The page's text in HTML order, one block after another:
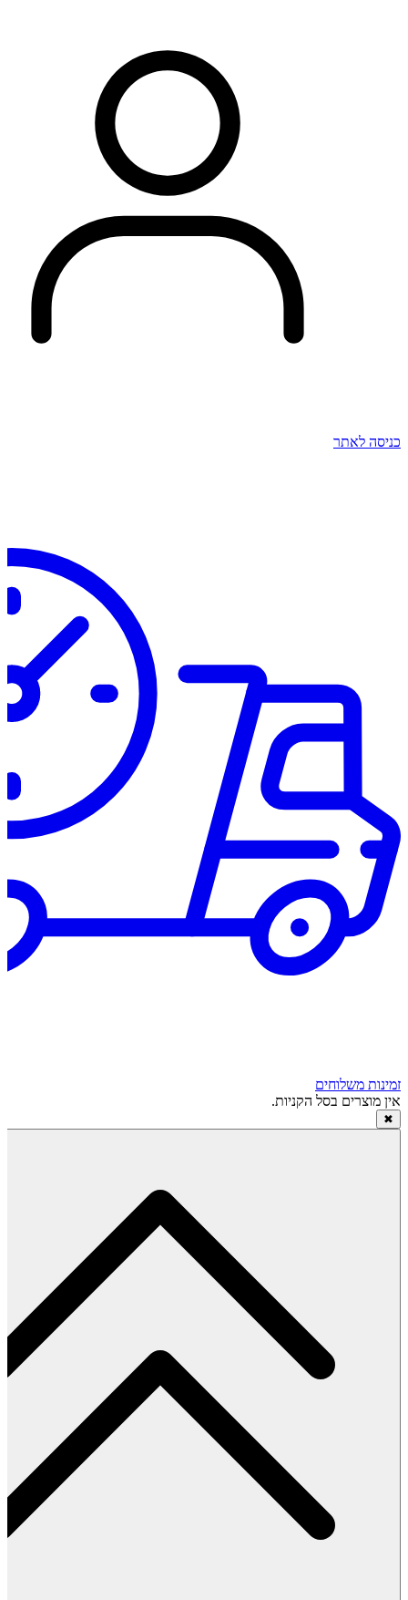
כניסה לאתר
זמינות משלוחים
אין מוצרים בסל הקניות.
✖